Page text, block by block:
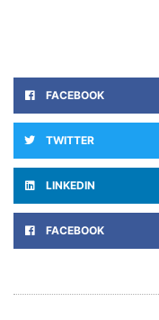
FACEBOOK
TWITTER
LINKEDIN
FACEBOOK